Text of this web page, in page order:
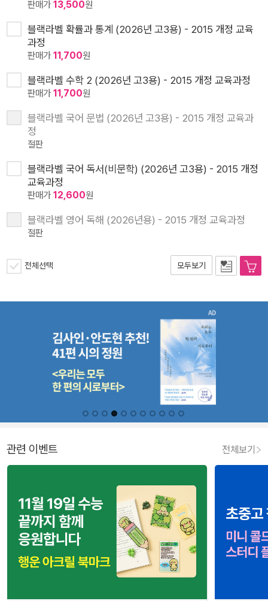
판매가13,500원
블랙라벨 확률과 통계 (2026년 고3용) - 2015 개정 교육
과정
판매가11,700원
블랙라벨 수학 2 (2026년 고3용) - 2015 개정 교육과정
판매가11,700원
블랙라벨 국어 문법 (2026년 고3용) - 2015 개정 교육과
정
절판
블랙라벨 국어 독서(비문학) (2026년 고3용) - 2015 개정
교육과정
판매가12,600원
블랙라벨 영어 독해 (2026년용) - 2015 개정 교육과정
절판
전체선택 모두보기
관련 이벤트 전체보기